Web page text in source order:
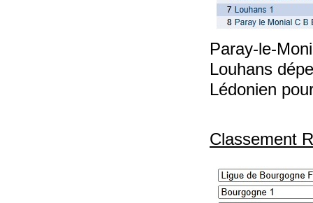
Paray-le-
Louhans
Lédonien
Classement